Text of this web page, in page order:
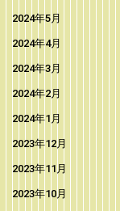
2024年5月
2024年4月
2024年3月
2024年2月
2024年1月
2023年12月
2023年11月
2023年10月